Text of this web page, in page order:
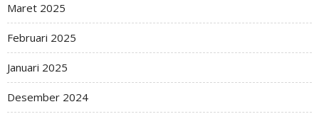
Maret 2025
Februari 2025
Januari 2025
Desember 2024